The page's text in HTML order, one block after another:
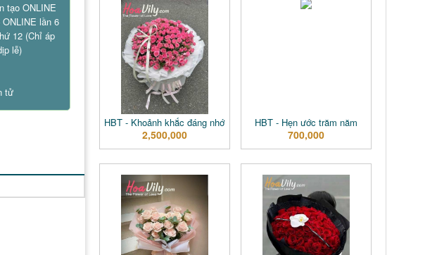
tạo ONLINE
lần 6
12 (Chỉ áp
lễ)
tử
HBT - Khoảnh khắc đáng nhớ
2,500,000
HBT - Hẹn ước trăm năm
700,000